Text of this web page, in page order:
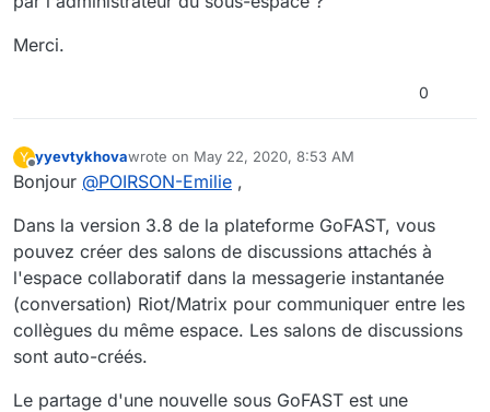
Merci.
0
Y
Offline
yyevtykhovawrote on May 22, 2020, 8:53 AM
last edited by
Bonjour @POIRSON-Emilie ,
Dans la version 3.8 de la plateforme GoFAST, vous
pouvez créer des salons de discussions attachés à
l'espace collaboratif dans la messagerie instantanée
(conversation) Riot/Matrix pour communiquer entre les
collègues du même espace. Les salons de discussions
sont auto-créés.
Le partage d'une nouvelle sous GoFAST est une